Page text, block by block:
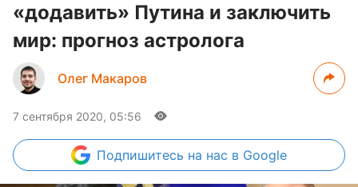
«додавить» Путина и заключить
мир: прогноз астролога
Олег Макаров
7 сентября 2020, 05:56
Подпишитесь на нас в Google